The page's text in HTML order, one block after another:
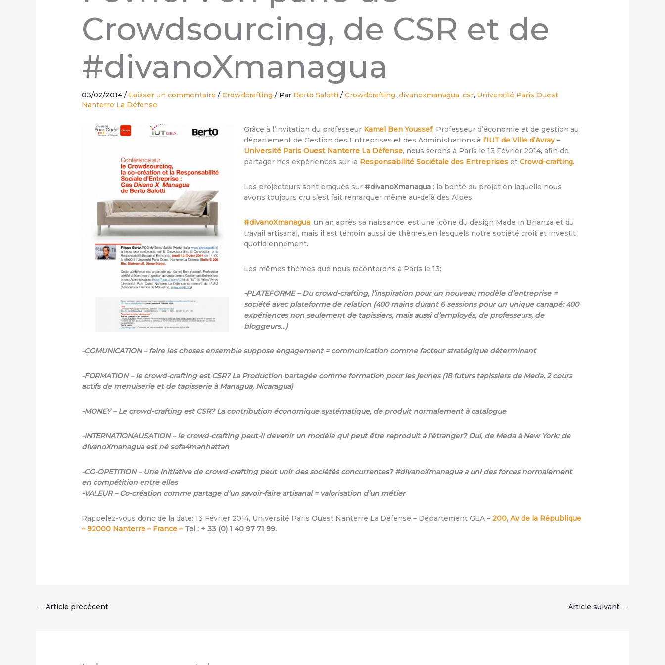
Crowdsourcing, de CSR et de
#divanoXmanagua
03/02/2014/ Laisser un commentaire /Crowdcrafting / Par Berto Salotti/Crowdcrafting,divanoxmanagua. csr, Université Paris Ouest
Nanterre La Défense
Grâce à l’invitation du professeur Kamel Ben Youssef, Professeur d’économie et de gestion au
département de Gestion des Entreprises et des Administrations à l’IUT de Ville d’Avray–
Université Paris Ouest Nanterre La Défense, nous serons à Paris le 13 Février 2014, afin de
partager nos expériences sur la Responsabilité Sociétale des Entreprises etCrowd-crafting.
Les projecteurs sont braqués sur #divanoXmanagua : la bonté du projet en laquelle nous
avons toujours cru s’est fait remarquer même au-delà des Alpes.
#divanoXmanagua, un an après sa naissance, est une icône du design Made in Brianza et du
travail artisanal, mais il est témoin aussi de thèmes en lesquels notre société croit et investit
quotidiennement.
Les mêmes thèmes que nous raconterons à Paris le 13:
-PLATEFORME – Du crowd-crafting, l’inspiration pour un nouveau modèle d’entreprise =
société avec plateforme de relation (400 mains durant 6 sessions pour un unique canapé: 400
expériences non seulement de tapissiers, mais aussi d’employés, de professeurs, de
bloggeurs…)
-COMUNICATION – faire les choses ensemble suppose engagement = communication comme facteur stratégique déterminant
-FORMATION – le crowd-crafting est CSR? La Production partagée comme formation pour les jeunes (18 futurs tapissiers de Meda, 2 cours
actifs de menuiserie et de tapisserie à Managua, Nicaragua)
-MONEY – Le crowd-crafting est CSR? La contribution économique systématique, de produit normalement à catalogue
-INTERNATIONALISATION – le crowd-crafting peut-il devenir un modèle qui peut être reproduit à l’étranger? Oui, de Meda à New York: de
divanoXmanagua est né sofa4manhattan
-CO-OPETITION – Une initiative de crowd-crafting peut unir des sociétés concurrentes? #divanoXmanagua a uni des forces normalement
en compétition entre elles
-VALEUR – Co-création comme partage d’un savoir-faire artisanal = valorisation d’un métier
Rappelez-vous donc de la date: 13 Février 2014, Université Paris Ouest Nanterre La Défense – Département GEA –200, Av de la République
– 92000 Nanterre – France –Tel : + 33 (0) 1 40 97 71 99.
← Article précédent Article suivant →